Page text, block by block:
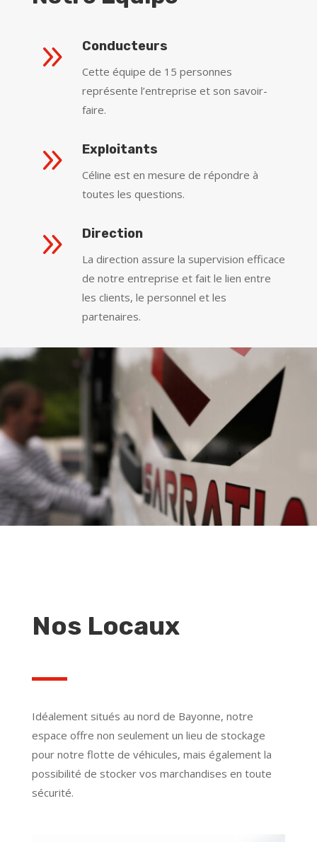
9 Conducteurs
Cette équipe de 15 personnes
représente l’entreprise et son savoir-
faire.
9 Exploitants
Céline est en mesure de répondre à
toutes les questions.
9 Direction
La direction assure la supervision efficace
de notre entreprise et fait le lien entre
les clients, le personnel et les
partenaires.
Nos Locaux
Idéalement situés au nord de Bayonne, notre
espace offre non seulement un lieu de stockage
pour notre flotte de véhicules, mais également la
possibilité de stocker vos marchandises en toute
sécurité.